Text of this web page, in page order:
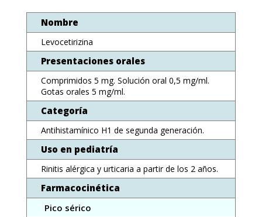
Nombre
Levocetirizina
Presentaciones orales
Comprimidos 5 mg. Solución oral 0,5 mg/ml.
Gotas orales 5 mg/ml.
Categoría
Antihistamínico H1 de segunda generación.
Uso en pediatría
Rinitis alérgica y urticaria a partir de los 2 años.
Farmacocinética
Pico sérico